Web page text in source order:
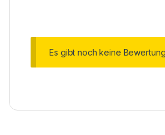
Es gibt noch keine